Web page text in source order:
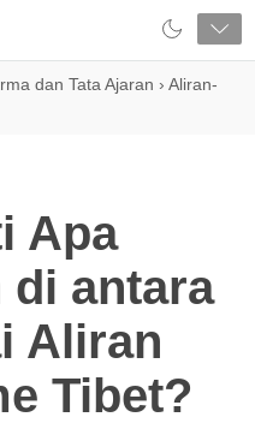
dan Tata Ajaran › Aliran-
Apa
di antara
Aliran
Tibet?